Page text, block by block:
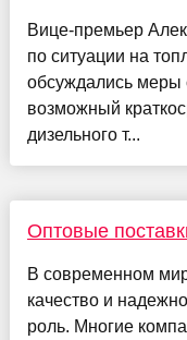
Вице-премьер
по ситуации на
обсуждались меры
возможный
дизельного т...
Оптовые
В современном
качество и
роль. Многие